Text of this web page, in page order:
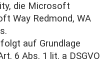
die Microsoft
Way Redmond, WA
auf Grundlage
6 Abs. 1 lit. a DSGVO